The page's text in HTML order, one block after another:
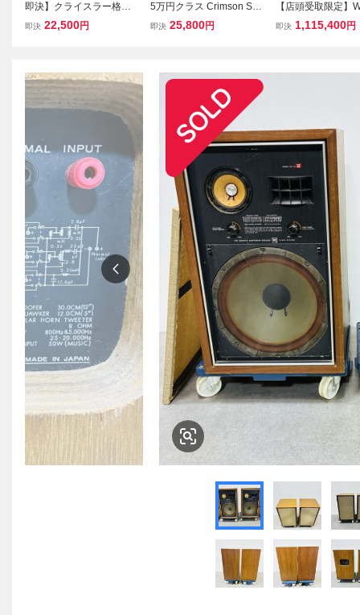
即決】クライスラー格子
ホーン＋Technics5HH17
即決 22,500円
5万円クラス Crimson Ser
pent スピーカーケーブル
即決 25,800円
【店頭受取限定】
Audio System7 ウ
即決 1,115,400円